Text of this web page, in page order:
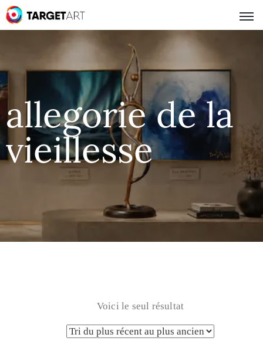
allegorie de la
vieillesse
Voici le seul résultat